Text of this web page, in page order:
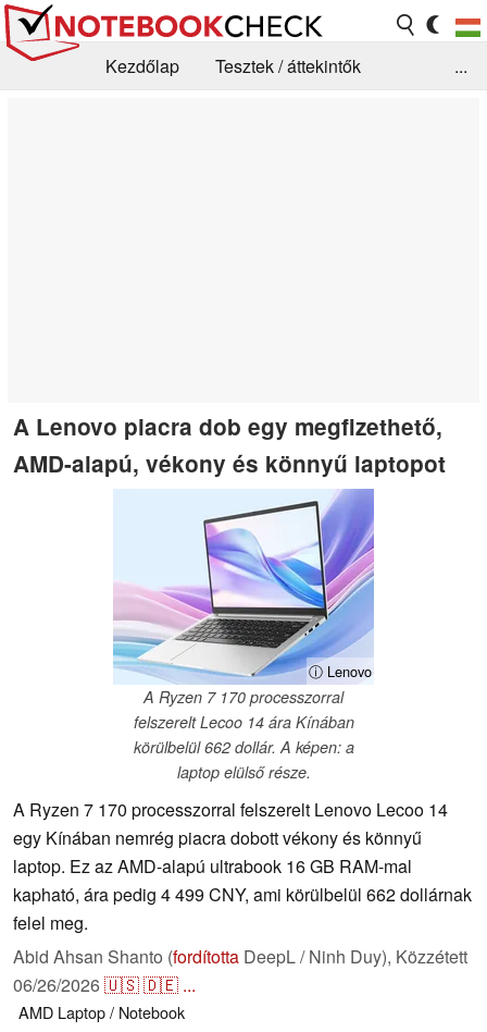
Kezdőlap
Tesztek / áttekintők
...
A Lenovo piacra dob egy megfizethető,
AMD-alapú, vékony és könnyű laptopot
ⓘ Lenovo
A Ryzen 7 170 processzorral
felszerelt Lecoo 14 ára Kínában
körülbelül 662 dollár. A képen: a
laptop elülső része.
A Ryzen 7 170 processzorral felszerelt Lenovo Lecoo 14
egy Kínában nemrég piacra dobott vékony és könnyű
laptop. Ez az AMD-alapú ultrabook 16 GB RAM-mal
kapható, ára pedig 4 499 CNY, ami körülbelül 662 dollárnak
felel meg.
Abid Ahsan Shanto (fordította DeepL / Ninh Duy), Közzétett
06/26/2026🇺🇸🇩🇪 ...
AMD Laptop / Notebook